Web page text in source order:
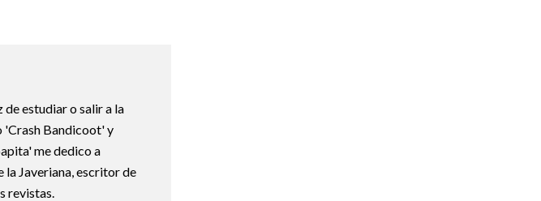
estudiar o salir a la
'Crash Bandicoot' y
me dedico a
la Javeriana, escritor de
revistas.